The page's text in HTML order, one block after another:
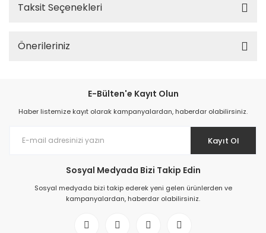
Taksit Seçenekleri
Önerileriniz
E-Bülten'e Kayıt Olun
Haber listemize kayıt olarak kampanyalardan, haberdar olabilirsiniz.
Kayıt Ol
Sosyal Medyada Bizi Takip Edin
Sosyal medyada bizi takip ederek yeni gelen ürünlerden ve
kampanyalardan, haberdar olabilirsiniz.